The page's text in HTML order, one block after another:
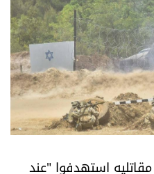
استهدفوا "عند